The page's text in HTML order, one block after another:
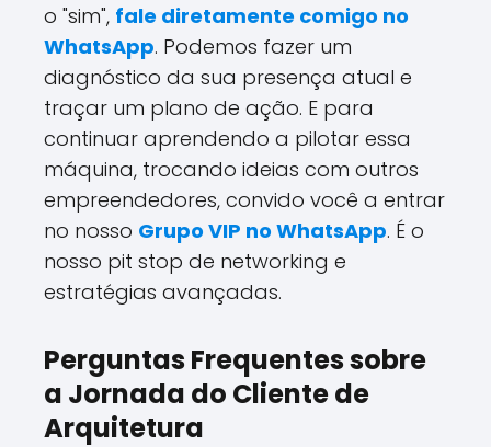
o "sim", fale diretamente comigo no
WhatsApp. Podemos fazer um
diagnóstico da sua presença atual e
traçar um plano de ação. E para
continuar aprendendo a pilotar essa
máquina, trocando ideias com outros
empreendedores, convido você a entrar
no nosso Grupo VIP no WhatsApp. É o
nosso pit stop de networking e
estratégias avançadas.
Perguntas Frequentes sobre
a Jornada do Cliente de
Arquitetura